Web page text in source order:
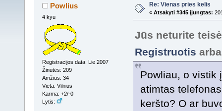
Powlius
4 kyu
Registracijos data: Lie 2007
Žinutės: 209
Amžius: 34
Vieta: Vilnius
Karma: +2/-0
Lytis:
Re: Vienas pries kelis
« Atsakyti #345 įjungtas:
Jūs neturite
Registruotis
Powliau, o vistik
atimtas
keršto? O ar